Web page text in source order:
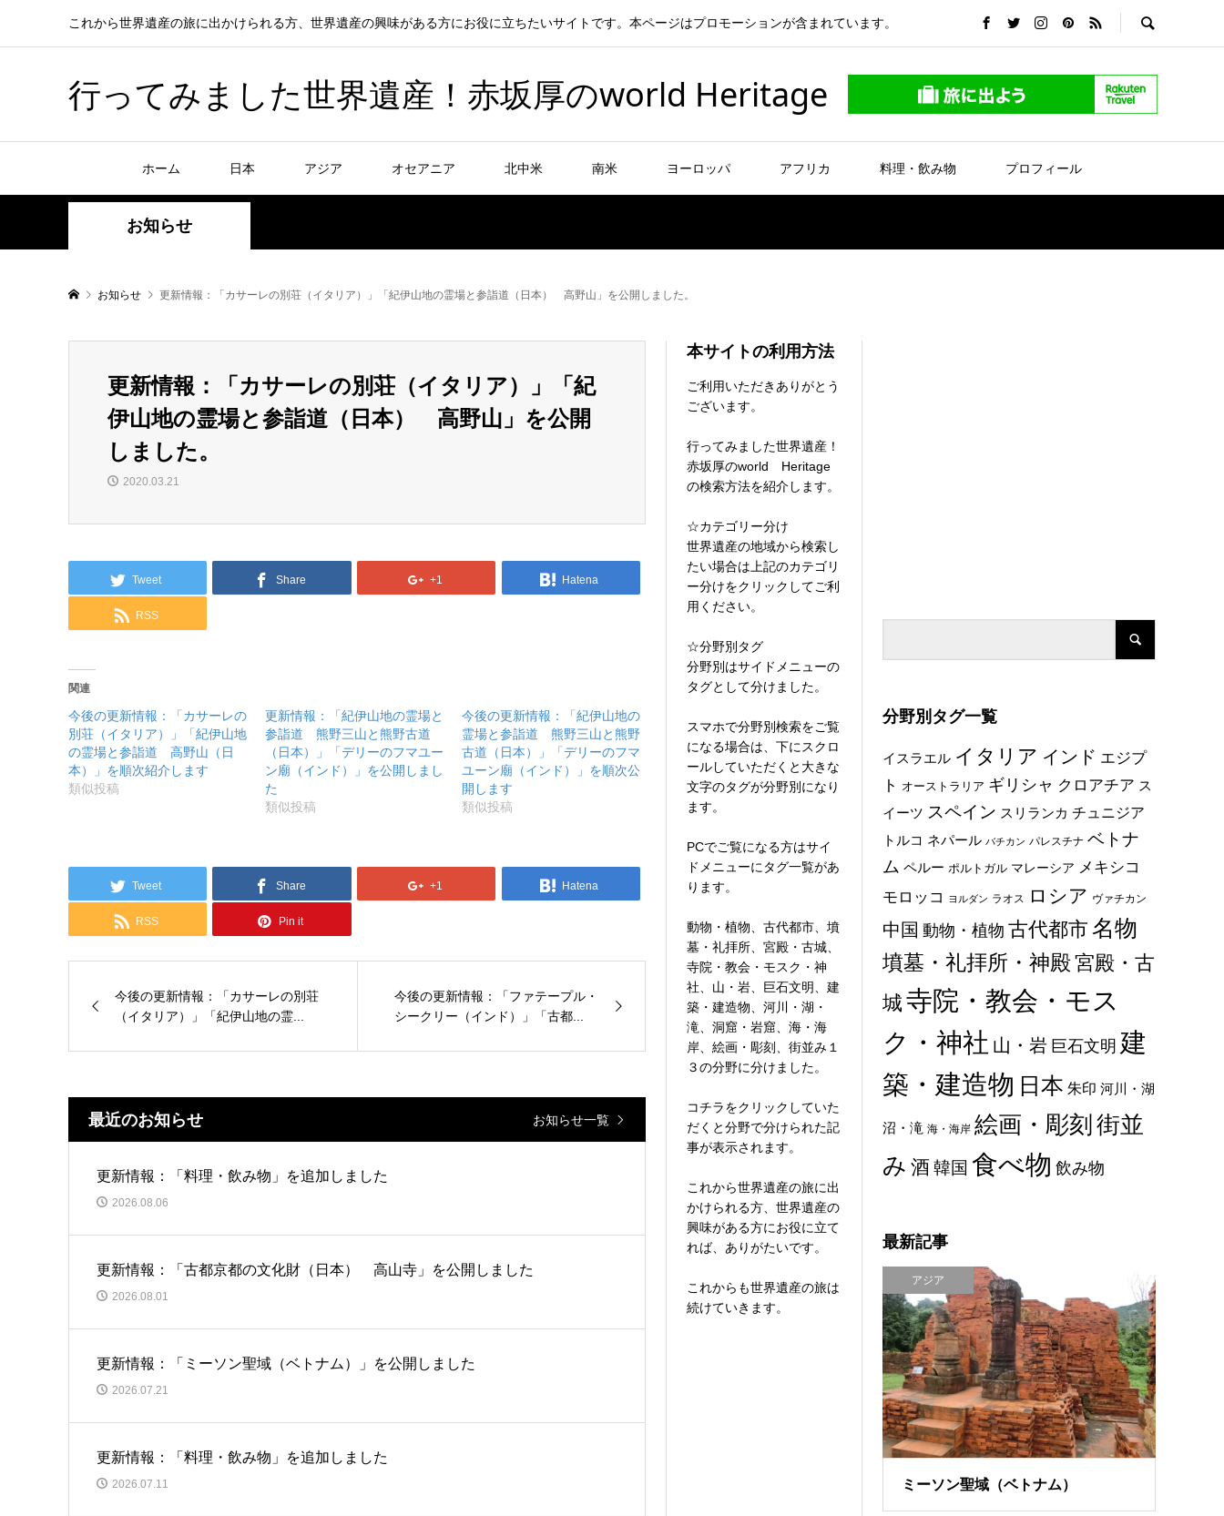
これから世界遺産の旅に出かけられる方、世界遺産の興味がある方にお役に立ちたいサイトです。本ページはプロモーションが含まれています。
行ってみました世界遺産！赤坂厚のworld Heritage
ホーム 日本 アジア オセアニア 北中米 南米 ヨーロッパ アフリカ 料理・飲み物 プロフィール
お知らせ
お知らせ 更新情報：「カサーレの別荘（イタリア）」「紀伊山地の霊場と参詣道（日本） 高野山」を公開しました。
更新情報：「カサーレの別荘（イタリア）」「紀
伊山地の霊場と参詣道（日本） 高野山」を公開
しました。
2020.03.21
Tweet Share +1 Hatena
RSS
関連
今後の更新情報：「カサーレの
別荘（イタリア）」「紀伊山地
の霊場と参詣道 高野山（日
本）」を順次紹介します
類似投稿
更新情報：「紀伊山地の霊場と
参詣道 熊野三山と熊野古道
（日本）」「デリーのフマユー
ン廟（インド）」を公開しまし
た
類似投稿
今後の更新情報：「紀伊山地の
霊場と参詣道 熊野三山と熊野
古道（日本）」「デリーのフマ
ユーン廟（インド）」を順次公
開します
類似投稿
Tweet Share +1 Hatena
RSS Pin it
今後の更新情報：「カサーレの別荘
（イタリア）」「紀伊山地の霊...
今後の更新情報：「ファテープル・
シークリー（インド）」「古都...
最近のお知らせ お知らせ一覧
更新情報：「料理・飲み物」を追加しました
2026.08.06
更新情報：「古都京都の文化財（日本） 高山寺」を公開しました
2026.08.01
更新情報：「ミーソン聖域（ベトナム）」を公開しました
2026.07.21
更新情報：「料理・飲み物」を追加しました
2026.07.11
本サイトの利用方法
ご利用いただきありがとう
ございます。
行ってみました世界遺産！
赤坂厚のworld Heritage
の検索方法を紹介します。
☆カテゴリー分け
世界遺産の地域から検索し
たい場合は上記のカテゴリ
ー分けをクリックしてご利
用ください。
☆分野別タグ
分野別はサイドメニューの
タグとして分けました。
スマホで分野別検索をご覧
になる場合は、下にスクロ
ールしていただくと大きな
文字のタグが分野別になり
ます。
PCでご覧になる方はサイ
ドメニューにタグ一覧があ
ります。
動物・植物、古代都市、墳
墓・礼拝所、宮殿・古城、
寺院・教会・モスク・神
社、山・岩、巨石文明、建
築・建造物、河川・湖・
滝、洞窟・岩窟、海・海
岸、絵画・彫刻、街並み１
３の分野に分けました。
コチラをクリックしていた
だくと分野で分けられた記
事が表示されます。
これから世界遺産の旅に出
かけられる方、世界遺産の
興味がある方にお役に立て
れば、ありがたいです。
これからも世界遺産の旅は
続けていきます。
分野別タグ一覧
イスラエル イタリア インド エジプ
ト オーストラリア ギリシャ クロアチア ス
イーツ スペイン スリランカ チュニジア
トルコ ネパール バチカン パレスチナ ベトナ
ム ペルー ポルトガル マレーシア メキシコ
モロッコ
ヨルダン ラオス ロシア ヴァチカン
中国 動物・植物 古代都市 名物
墳墓・礼拝所・神殿宮殿・古
城 寺院・教会・モス
ク・神社 山・岩 巨石文明 建
築・建造物 日本 朱印 河川・湖
沼・滝 海・海岸 絵画・彫刻 街並
み 酒 韓国 食べ物 飲み物
最新記事
アジア
ミーソン聖域（ベトナム）